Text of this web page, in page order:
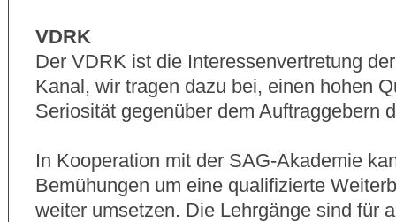
VDRK
Der VDRK ist die Interessenvertretung
Kanal, wir tragen dazu bei, einen hohen
Seriosität gegenüber dem Auftraggebern
In Kooperation mit der SAG-Akademie
Bemühungen um eine qualifizierte
weiter umsetzen. Die Lehrgänge sind für